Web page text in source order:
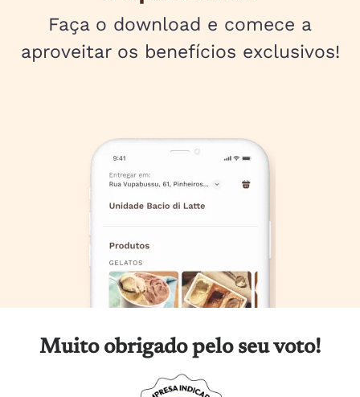
Faça o download e comece a
aproveitar os benefícios exclusivos!
Muito obrigado pelo seu voto!